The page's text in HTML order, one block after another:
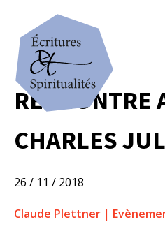
RENCONTRE
CHARLES
26 / 11 / 2018
Claude Plettner |